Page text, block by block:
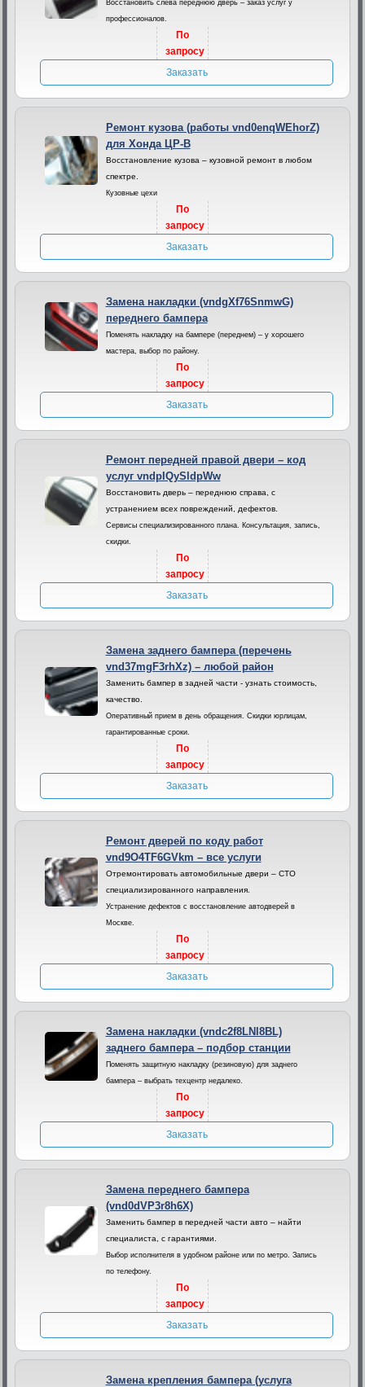
Восстановить слева переднюю дверь – заказ услуг у
профессионалов.
По
запросу
Заказать
Ремонт кузова (работы vnd0enqWEhorZ)
для Хонда ЦР-В
Восстановление кузова – кузовной ремонт в любом
спектре.
Кузовные цехи
По
запросу
Заказать
Замена накладки (vndgXf76SnmwG)
переднего бампера
Поменять накладку на бампере (переднем) – у хорошего
мастера, выбор по району.
По
запросу
Заказать
Ремонт передней правой двери – код
услуг vndpIQySldpWw
Восстановить дверь – переднюю справа, с
устранением всех повреждений, дефектов.
Сервисы специализированного плана. Консультация, запись,
скидки.
По
запросу
Заказать
Замена заднего бампера (перечень
vnd37mgF3rhXz) – любой район
Заменить бампер в задней части - узнать стоимость,
качество.
Оперативный прием в день обращения. Скидки юрлицам,
гарантированные сроки.
По
запросу
Заказать
Ремонт дверей по коду работ
vnd9O4TF6GVkm – все услуги
Отремонтировать автомобильные двери – СТО
специализированного направления.
Устранение дефектов с восстановление автодверей в
Москве.
По
запросу
Заказать
Замена накладки (vndc2f8LNl8BL)
заднего бампера – подбор станции
Поменять защитную накладку (резиновую) для заднего
бампера – выбрать техцентр недалеко.
По
запросу
Заказать
Замена переднего бампера
(vnd0dVP3r8h6X)
Заменить бампер в передней части авто – найти
специалиста, с гарантиями.
Выбор исполнителя в удобном районе или по метро. Запись
по телефону.
По
запросу
Заказать
Замена крепления бампера (услуга